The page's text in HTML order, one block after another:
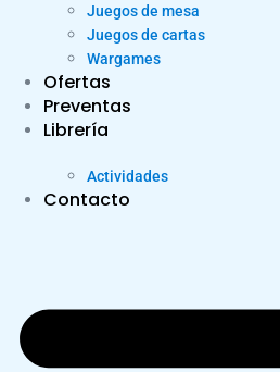
Juegos de mesa
Juegos de cartas
Wargames
Ofertas
Preventas
Librería
Actividades
Contacto